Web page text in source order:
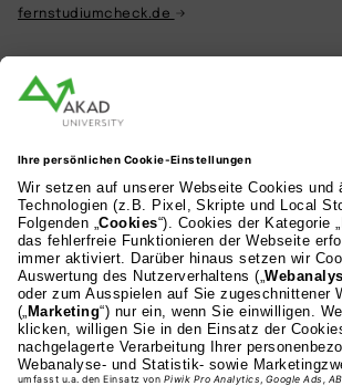
fernstudiumcheck.de
Weitere Beiträge zu diesem